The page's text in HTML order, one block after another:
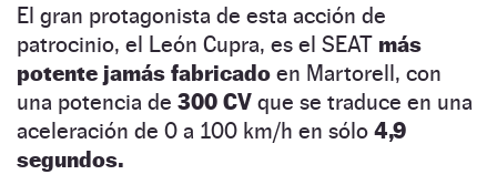
El gran protagonista de esta acción de
patrocinio, el León Cupra, es el SEAT más
potente jamás fabricado en Martorell, con
una potencia de 300 CV que se traduce en una
aceleración de 0 a 100 km/h en sólo 4,9
segundos.